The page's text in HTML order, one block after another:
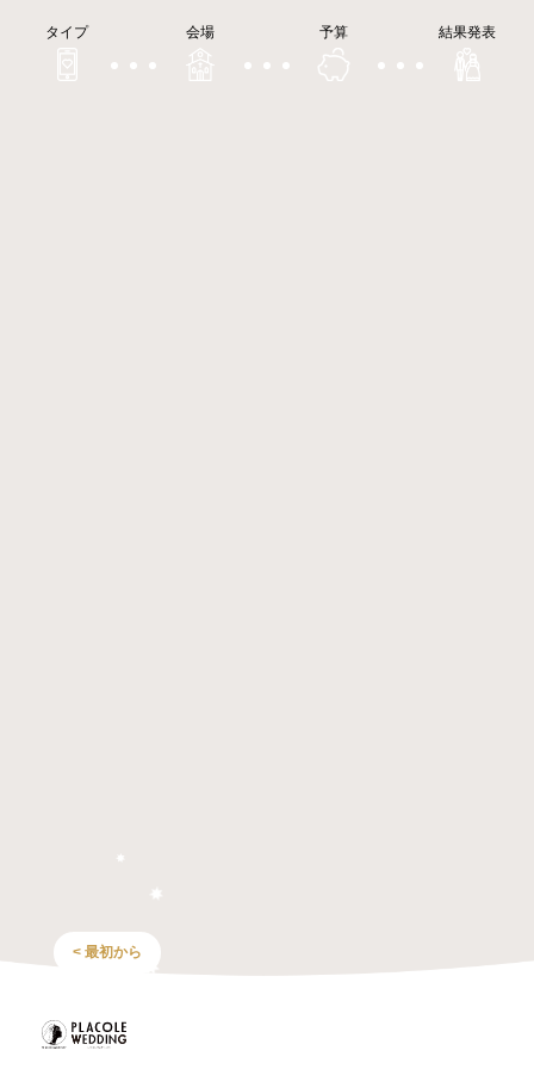
タイプ 会場 予算 結果発表
< 最初から